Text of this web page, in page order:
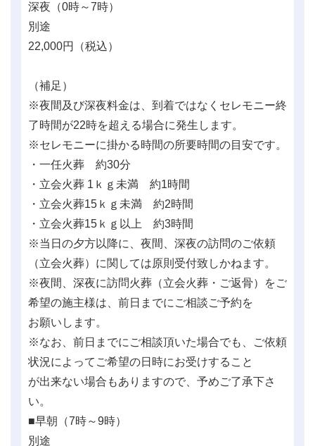
深夜（0時～7時）
別途
22,000円（税込）
（補足）
※夜間及び深夜料金は、到着ではなくセレモニー終
了時間が22時を超える場合に発生します。
※セレモニーに掛かる時間の所要時間の目安です。
・一任火葬 約30分
・立会火葬 1ｋｇ未満 約1時間
・立会火葬15ｋｇ未満 約2時間
・立会火葬15ｋｇ以上 約3時間
※当日の夕方以降に、夜間、深夜の訪問のご依頼
（立会火葬）に関しては原則受付致しかねます。
※夜間、深夜に訪問火葬（立会火葬・ご返骨）をご
希望の施主様は、前日までにご相談ご予約を
お願いします。
※なお、前日までにご相談頂いた場合でも、ご依頼
状況によってご希望の日時にお受けすること
が出来ない場合もありますので、予めご了承下さ
い。
■早朝（7時～9時）
別途